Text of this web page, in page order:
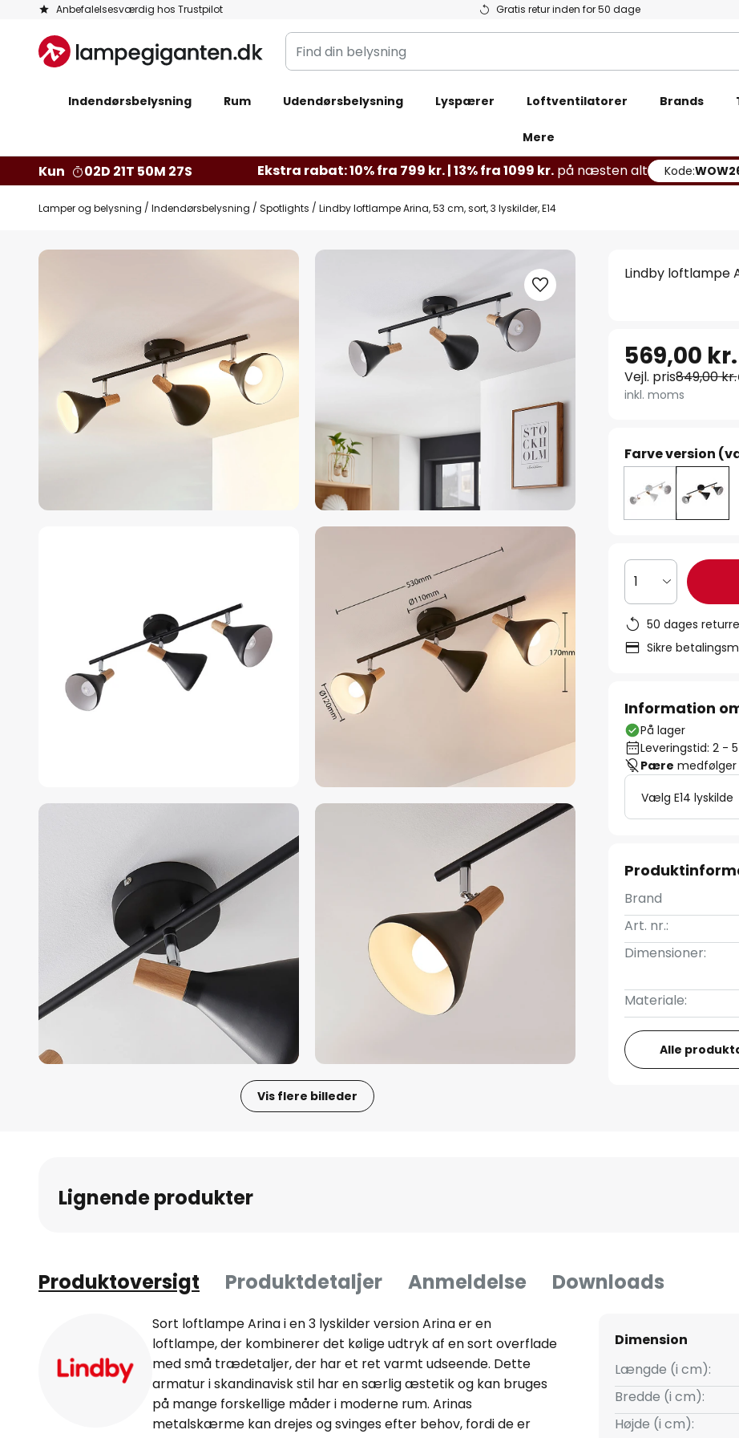
Anbefalelsesværdig hos Trustpilot Gratis retur inden for 50 dage
Skip
Content
Find
din
Indendørsbelysning Rum Udendørsbelysning Lyspærer Loftventilatorer Brands
Mere
Kun 02D 21T 50M 27S Ekstra rabat: 10% fra 799 kr. | 13% fra 1099 kr. på næsten alt Kode:
Lamper og belysning Indendørsbelysning Spotlights Lindby loftlampe Arina, 53 cm, sort, 3 lyskilder, E14
Gå
billedgalleriet
Vis flere billeder
billedgalleriet
Lindby loftlampe
569,00 kr.
Vejl. pris849,00 kr.
inkl. moms
Farve version
1
50 dages
Sikre
Information
På lager
Leveringstid: 2 -
Pære medfølger
Vælg E14 lyskilde
Brand
Art. nr.:
Dimensioner:
Materiale:
Alle
Lignende produkter
Produktoversigt Produktdetaljer Anmeldelse Downloads
Sort loftlampe Arina i en 3 lyskilder version Arina er en
loftlampe, der kombinerer det kølige udtryk af en sort overflade
med små trædetaljer, der har et ret varmt udseende. Dette
armatur i skandinavisk stil har en særlig æstetik og kan bruges
på mange forskellige måder i moderne rum. Arinas
metalskærme kan drejes og svinges efter behov, fordi de er
Dimension
Længde (i cm):
Bredde (i cm):
Højde (i cm):